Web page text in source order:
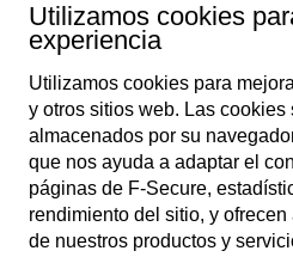
ES
Utilizamos cookies
experiencia
Utilizamos cookies para
y otros sitios web. Las cookies
almacenados por su
que nos ayuda a adaptar el
páginas de F‑Secure,
rendimiento del sitio, y
de nuestros productos y